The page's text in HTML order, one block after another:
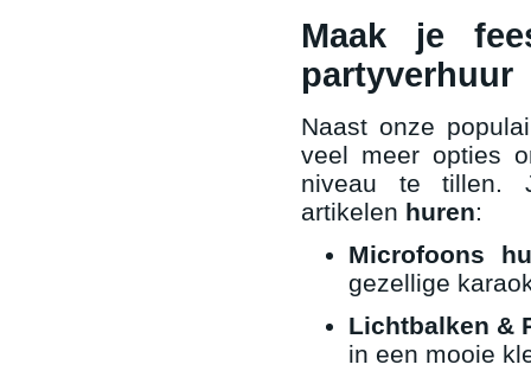
Maak je
partyverhuur
Naast onze
veel meer opties
niveau te tillen.
artikelen huren:
Microfoons
gezellige
Lichtbalken &
in een mooie